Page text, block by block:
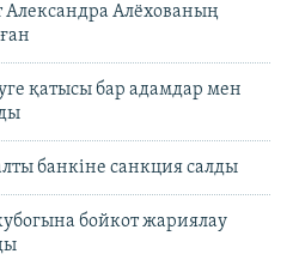
Александра Алёхованың
қатысы бар адамдар мен
банкіне санкция салды
бойкот жариялау